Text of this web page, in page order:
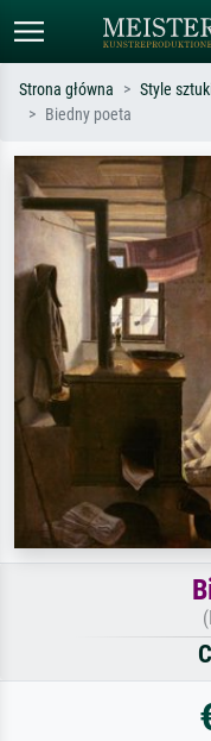
Szukaj wg artysty, tytułu lub
Monet, Gwiaździsta noc,
impresjonizm, fala
Strona główna Style
Biedny poeta